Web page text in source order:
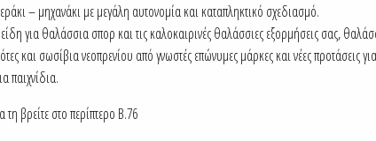
– μηχανάκι με μεγάλη αυτονομία και καταπληκτικό σχεδιασμό.
για θαλάσσια σπορ και τις καλοκαιρινές θαλάσσιες εξορμήσεις σας,
και σωσίβια νεοπρενίου από γνωστές επώνυμες μάρκες και νέες προτάσεις για
παιχνίδια.
βρείτε στο περίπτερο Β.76